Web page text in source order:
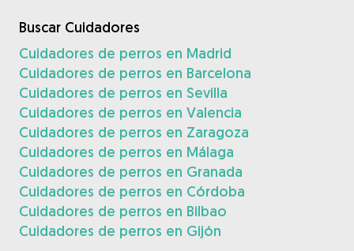
Buscar Cuidadores
Cuidadores de perros en Madrid
Cuidadores de perros en Barcelona
Cuidadores de perros en Sevilla
Cuidadores de perros en Valencia
Cuidadores de perros en Zaragoza
Cuidadores de perros en Málaga
Cuidadores de perros en Granada
Cuidadores de perros en Córdoba
Cuidadores de perros en Bilbao
Cuidadores de perros en Gijón